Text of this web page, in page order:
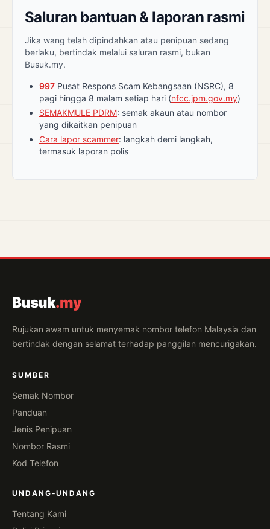
Saluran bantuan & laporan rasmi
Jika wang telah dipindahkan atau penipuan sedang
berlaku, bertindak melalui saluran rasmi, bukan
Busuk.my.
997 Pusat Respons Scam Kebangsaan (NSRC), 8
pagi hingga 8 malam setiap hari (nfcc.jpm.gov.my)
SEMAKMULE PDRM: semak akaun atau nombor
yang dikaitkan penipuan
Cara lapor scammer: langkah demi langkah,
termasuk laporan polis
Busuk.my
Rujukan awam untuk menyemak nombor telefon Malaysia dan
bertindak dengan selamat terhadap panggilan mencurigakan.
SUMBER
Semak Nombor
Panduan
Jenis Penipuan
Nombor Rasmi
Kod Telefon
UNDANG-UNDANG
Tentang Kami